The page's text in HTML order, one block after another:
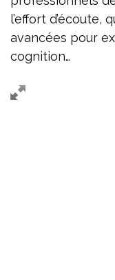
l’effort d’écoute,
avancées pour
cognition…